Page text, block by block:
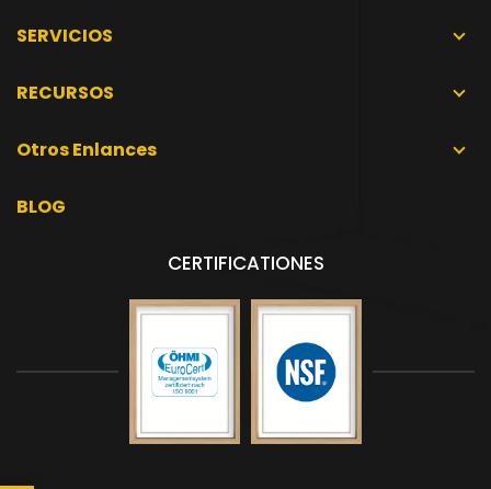
SERVICIOS
RECURSOS
Otros Enlances
BLOG
CERTIFICATIONES